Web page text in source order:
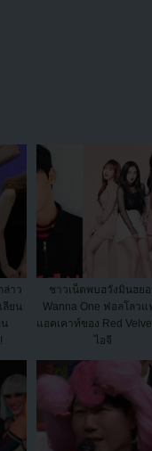
ล่าว
ลียน
ชาวเน็ตพบฮวังมินฮย
Wanna One ฟอลโลว
แอคเคาท์ของ Red
ไอจี